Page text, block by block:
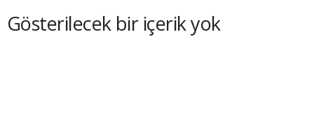
Gösterilecek bir içerik yok